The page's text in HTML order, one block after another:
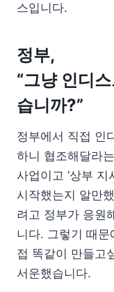
스입니다.
정부,
“그냥 인디
습니까?”
정부에서 직접 인
하니 협조해달라
사업이고 ‘상부 지
시작했는지 알만
려고 정부가 응원
니다. 그렇기 때문
접 똑같이 만들고
서운했습니다.